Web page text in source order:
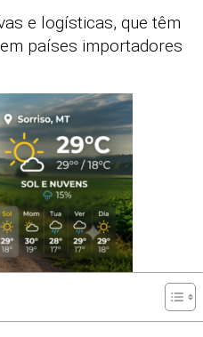
e logísticas, que têm
países importadores